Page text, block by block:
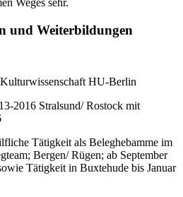
Weges sehr.
und Weiterbildungen
HU-Berlin
2016 Stralsund/ Rostock mit
Tätigkeit als Beleghebamme im
Bergen/ Rügen; ab September
Tätigkeit in Buxtehude bis Januar